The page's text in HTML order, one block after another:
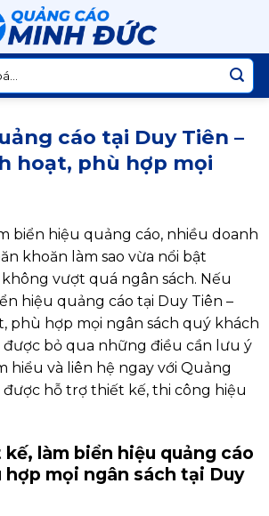
cáo tại Duy Tiên –
hoạt, phù hợp mọi
biển hiệu quảng cáo, nhiều doanh
khoăn làm sao vừa nổi bật
vượt quá ngân sách. Nếu
hiệu quảng cáo tại Duy Tiên –
phù hợp mọi ngân sách quý khách
bỏ qua những điều cần lưu ý
hiểu và liên hệ ngay với Quảng
được hỗ trợ thiết kế, thi công hiệu
làm biển hiệu quảng cáo
mọi ngân sách tại Duy